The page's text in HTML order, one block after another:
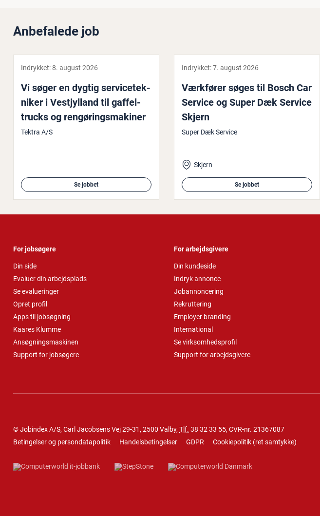
Anbefalede job
Indrykket:8. august 2026
Vi søger en dygtig ser­vi­ce­tek­
ni­ker i Ve­stjyl­land til gaf­fel­
trucks og ren­gø­rings­maki­ner
Tektra A/S
Se jobbet
Indrykket:7. august 2026
Værkfører søges til Bosch Car
Service og Super Dæk Service
Skjern
Super Dæk Service
Skjern
Se jobbet
For jobsøgere
Din side
Evaluer din arbejdsplads
Se evalueringer
Opret profil
Apps til jobsøgning
Kaares Klumme
Ansøgningsmaskinen
Support for jobsøgere
For arbejdsgivere
Din kundeside
Indryk annonce
Jobannoncering
Rekruttering
Employer branding
International
Se virksomhedsprofil
Support for arbejdsgivere
© Jobindex A/S, Carl Jacobsens Vej 29-31, 2500 Valby, Tlf. 38 32 33 55, CVR-nr. 21367087
Betingelser og persondatapolitik
Handelsbetingelser GDPR Cookiepolitik (ret samtykke)